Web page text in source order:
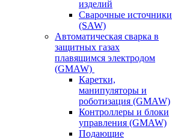
изделий
Сварочные источники
(SAW)
Автоматическая сварка в
защитных газах
плавящимся электродом
(GMAW)
Каретки,
манипуляторы и
роботизация (GMAW)
Контроллеры и блоки
управления (GMAW)
Подающие